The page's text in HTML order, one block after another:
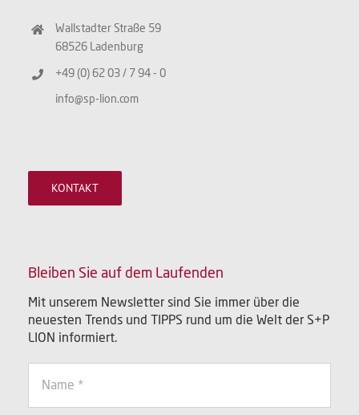
Wallstadter Straße 59
68526 Ladenburg
+49 (0) 62 03 / 7 94 - 0
info@sp-lion.com
KONTAKT
Bleiben Sie auf dem Laufenden
Mit unserem Newsletter sind Sie immer über die
neuesten Trends und TIPPS rund um die Welt der S+P
LION informiert.